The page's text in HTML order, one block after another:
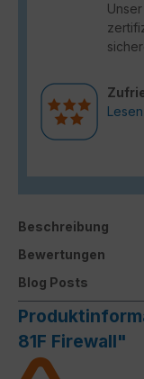
Beschreibung
Bewertungen
Blog Posts
81F Firewall"